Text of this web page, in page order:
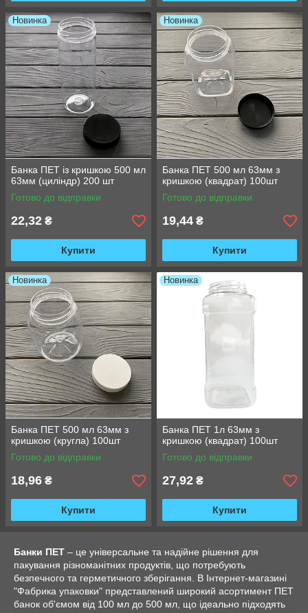
Новинка
Банка ПЕТ із кришкою 500 мл
63мм (циліндр) 200 шт
Готово до відправки
22,32 ₴
Купити
Новинка
Банка ПЕТ 500 мл 63мм з
кришкою (квадрат) 100шт
Готово до відправки
19,44 ₴
Купити
Новинка
Банка ПЕТ 500 мл 63мм з
кришкою (кругла) 100шт
Готово до відправки
18,96 ₴
Купити
Новинка
Банка ПЕТ 1л 63мм з
кришкою (квадрат) 100шт
Готово до відправки
27,92 ₴
Купити
Банки ПЕТ – це універсальне та надійне рішення для
пакування різноманітних продуктів, що потребують
безпечного та герметичного зберігання. В Інтернет-магазині
"Фабрика упаковки" представлений широкий асортимент ПЕТ
банок об'ємом від 100 мл до 500 мл, що ідеально підходять